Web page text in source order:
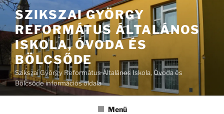
Tartalomhoz
SZIKSZAI GYÖRGY
REFORMÁTUS ÁLTALÁNOS
ISKOLA, ÓVODA ÉS
BÖLCSŐDE
Szikszai György Református Általános Iskola, Óvoda és
Bölcsőde információs oldala
Menü